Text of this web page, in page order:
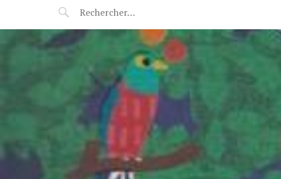
POP-UP FÉERIE